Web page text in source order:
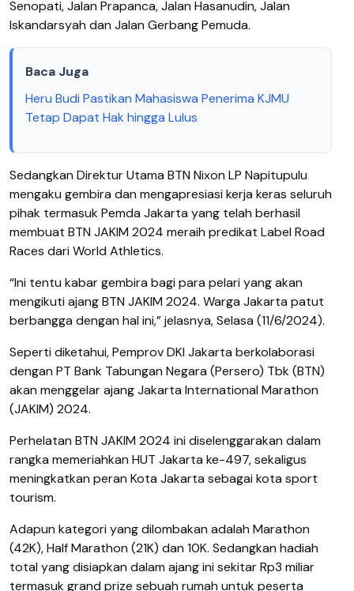
Senopati, Jalan Prapanca, Jalan Hasanudin, Jalan
Iskandarsyah dan Jalan Gerbang Pemuda.
Baca Juga
Heru Budi Pastikan Mahasiswa Penerima KJMU
Tetap Dapat Hak hingga Lulus
Sedangkan Direktur Utama BTN Nixon LP Napitupulu
mengaku gembira dan mengapresiasi kerja keras seluruh
pihak termasuk Pemda Jakarta yang telah berhasil
membuat BTN JAKIM 2024 meraih predikat Label Road
Races dari World Athletics.
“Ini tentu kabar gembira bagi para pelari yang akan
mengikuti ajang BTN JAKIM 2024. Warga Jakarta patut
berbangga dengan hal ini,” jelasnya, Selasa (11/6/2024).
Seperti diketahui, Pemprov DKI Jakarta berkolaborasi
dengan PT Bank Tabungan Negara (Persero) Tbk (BTN)
akan menggelar ajang Jakarta International Marathon
(JAKIM) 2024.
Perhelatan BTN JAKIM 2024 ini diselenggarakan dalam
rangka memeriahkan HUT Jakarta ke-497, sekaligus
meningkatkan peran Kota Jakarta sebagai kota sport
tourism.
Adapun kategori yang dilombakan adalah Marathon
(42K), Half Marathon (21K) dan 10K. Sedangkan hadiah
total yang disiapkan dalam ajang ini sekitar Rp3 miliar
termasuk grand prize sebuah rumah untuk peserta